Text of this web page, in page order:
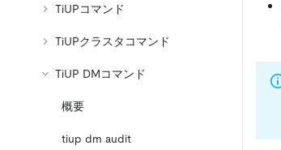
TiUPコマンド
TiUPクラスタコマンド
TiUP DMコマンド
概要
tiup dm audit